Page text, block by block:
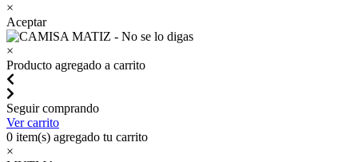
×
Aceptar
×
Producto agregado a carrito
Seguir comprando
Ver carrito
0 item(s) agregado tu carrito
×